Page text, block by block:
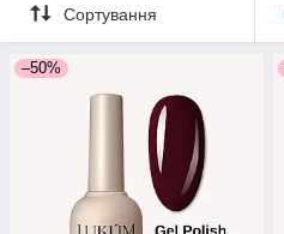
Сортування
–50%